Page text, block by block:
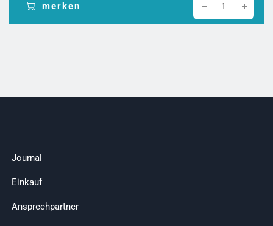
merken
Journal
Einkauf
Ansprechpartner